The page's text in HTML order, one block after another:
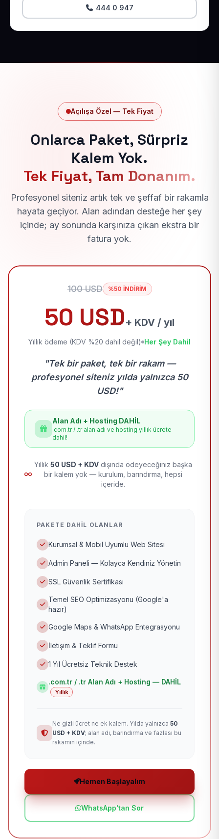
444 0 947
Açılışa Özel — Tek Fiyat
Onlarca Paket, Sürpriz
Kalem Yok.
Tek Fiyat, Tam Donanım.
Profesyonel siteniz artık tek ve şeffaf bir rakamla
hayata geçiyor. Alan adından desteğe her şey
içinde; ay sonunda karşınıza çıkan ekstra bir
fatura yok.
100 USD %50 İNDİRİM
50 USD+ KDV / yıl
Yıllık ödeme (KDV %20 dahil değil) Her Şey Dahil
"Tek bir paket, tek bir rakam —
profesyonel siteniz yılda yalnızca 50
USD!"
Alan Adı + Hosting DAHİL
.com.tr / .tr alan adı ve hosting yıllık ücrete
dahil!
Yıllık 50 USD + KDV dışında ödeyeceğiniz başka
bir kalem yok — kurulum, barındırma, hepsi
içeride.
PAKETE DAHIL OLANLAR
Kurumsal & Mobil Uyumlu Web Sitesi
Admin Paneli — Kolayca Kendiniz Yönetin
SSL Güvenlik Sertifikası
Temel SEO Optimizasyonu (Google'a
hazır)
Google Maps & WhatsApp Entegrasyonu
İletişim & Teklif Formu
1 Yıl Ücretsiz Teknik Destek
.com.tr / .tr Alan Adı + Hosting — DAHİL
Yıllık
Ne gizli ücret ne ek kalem. Yılda yalnızca 50
USD + KDV; alan adı, barındırma ve fazlası bu
rakamın içinde.
Hemen Başlayalım
WhatsApp'tan Sor